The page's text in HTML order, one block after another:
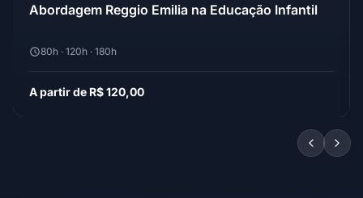
Abordagem Reggio Emilia na Educação Infantil
80h · 120h · 180h
A partir de R$ 120,00